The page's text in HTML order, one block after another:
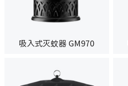
吸入式灭蚊器 GM970